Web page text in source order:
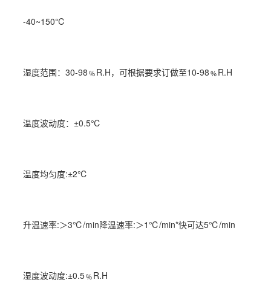
-40~150℃
湿度范围：30-98﹪R.H，可根据要求订做至10-98﹪R.H
温度波动度：±0.5℃
温度均匀度:±2℃
升温速率:＞3℃/min降温速率:＞1℃/min*快可达5℃/min
湿度波动度:±0.5﹪R.H